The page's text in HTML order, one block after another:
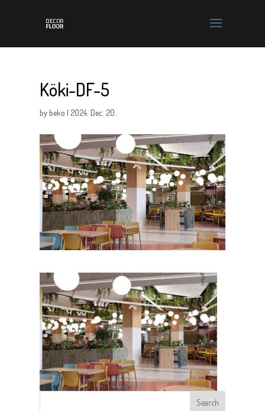
Köki-DF-5
bybeko |2024. Dec. 20.